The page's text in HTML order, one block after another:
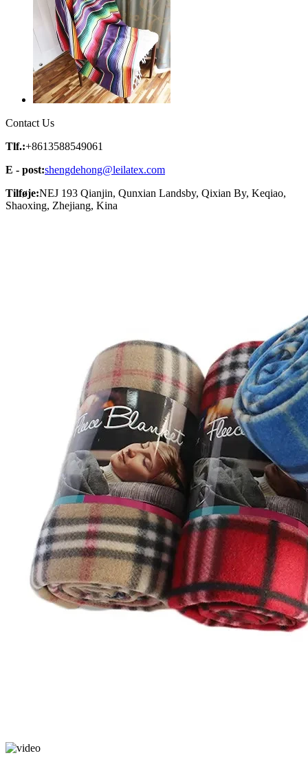
Contact Us
Tlf.:+8613588549061
E - post:shengdehong@leilatex.com
Tilføje:NEJ 193 Qianjin, Qunxian Landsby, Qixian By, Keqiao,
Shaoxing, Zhejiang, Kina